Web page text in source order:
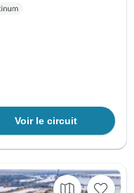
Voir le circuit